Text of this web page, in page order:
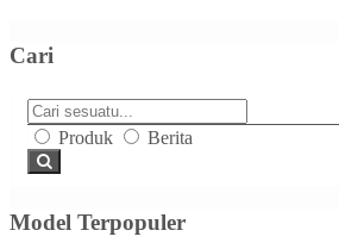
Cari
Produk Berita
Model Terpopuler